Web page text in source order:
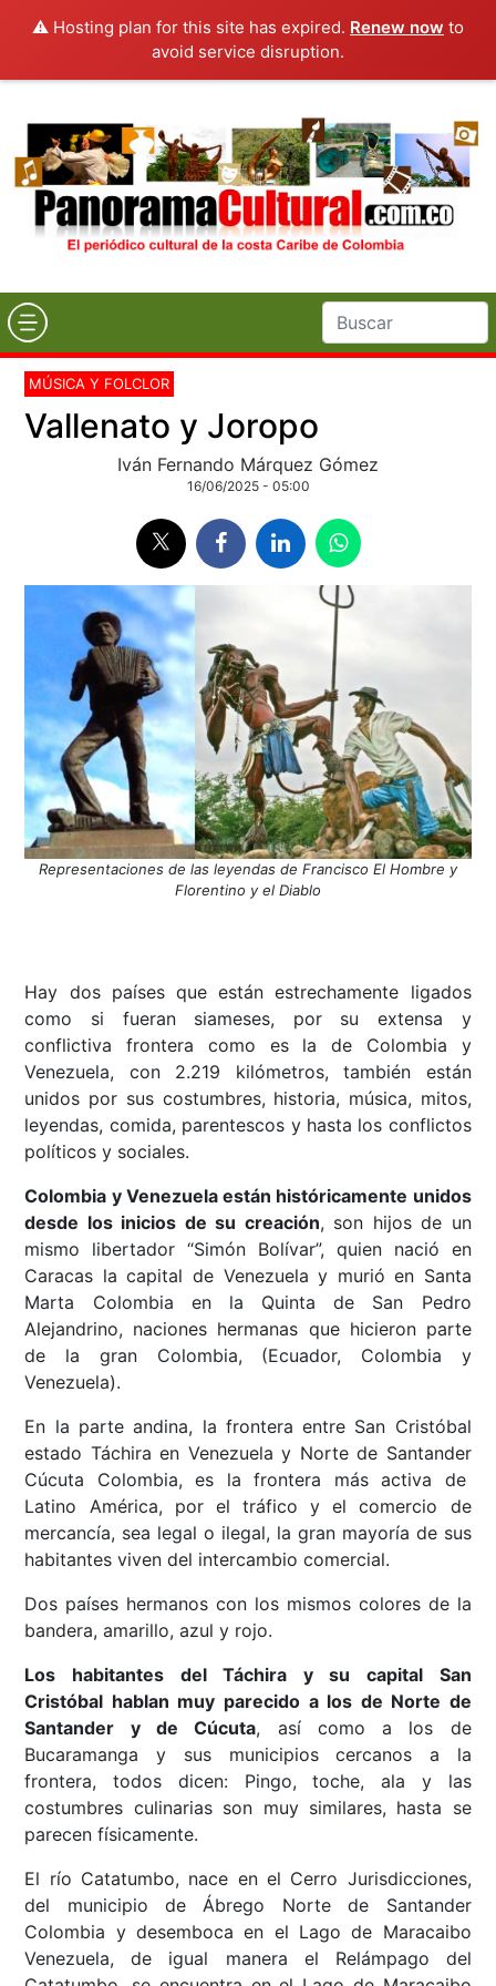
⚠️ Hosting plan for this site has expired. Renew now to
avoid service disruption.
MÚSICA Y FOLCLOR
Vallenato y Joropo
Iván Fernando Márquez Gómez
16/06/2025 - 05:00
Representaciones de las leyendas de Francisco El Hombre y
Florentino y el Diablo
Hay dos países que están estrechamente ligados
como si fueran siameses, por su extensa y
conflictiva frontera como es la de Colombia y
Venezuela, con 2.219 kilómetros, también están
unidos por sus costumbres, historia, música, mitos,
leyendas, comida, parentescos y hasta los conflictos
políticos y sociales.
Colombia y Venezuela están históricamente unidos
desde los inicios de su creación, son hijos de un
mismo libertador “Simón Bolívar”, quien nació en
Caracas la capital de Venezuela y murió en Santa
Marta Colombia en la Quinta de San Pedro
Alejandrino, naciones hermanas que hicieron parte
de la gran Colombia, (Ecuador, Colombia y
Venezuela).
En la parte andina, la frontera entre San Cristóbal
estado Táchira en Venezuela y Norte de Santander
Cúcuta Colombia, es la frontera más activa de
Latino América, por el tráfico y el comercio de
mercancía, sea legal o ilegal, la gran mayoría de sus
habitantes viven del intercambio comercial.
Dos países hermanos con los mismos colores de la
bandera, amarillo, azul y rojo.
Los habitantes del Táchira y su capital San
Cristóbal hablan muy parecido a los de Norte de
Santander y de Cúcuta, así como a los de
Bucaramanga y sus municipios cercanos a la
frontera, todos dicen: Pingo, toche, ala y las
costumbres culinarias son muy similares, hasta se
parecen físicamente.
El río Catatumbo, nace en el Cerro Jurisdicciones,
del municipio de Ábrego Norte de Santander
Colombia y desemboca en el Lago de Maracaibo
Venezuela, de igual manera el Relámpago del